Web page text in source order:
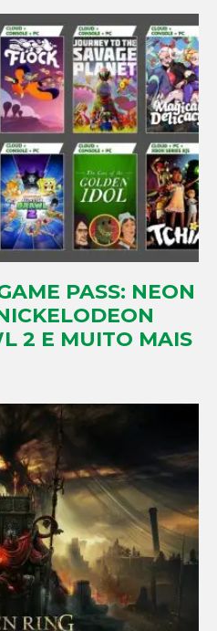
PASS: NEON
2 E MUITO MAIS